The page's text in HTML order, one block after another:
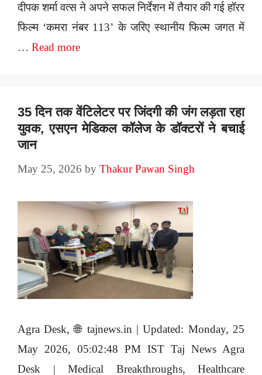
दीपक शर्मा वत्स ने अपने सफल निर्देशन में तैयार की गई हॉरर
फिल्म ‘कमरा नंबर 113’ के जरिए स्थानीय फिल्म जगत में
… Read more
35 दिन तक वेंटिलेटर पर जिंदगी की जंग लड़ता रहा
युवक, एसएन मेडिकल कॉलेज के डॉक्टरों ने बचाई
जान
May 25, 2026 by Thakur Pawan Singh
Agra Desk, 🌐 tajnews.in | Updated: Monday, 25
May 2026, 05:02:48 PM IST Taj News Agra
Desk | Medical Breakthroughs, Healthcare